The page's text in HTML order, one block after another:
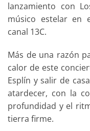
lanzamiento con
músico estelar en
canal 13C.
Más de una razón
calor de este
Esplín y salir de
atardecer, con la
profundidad y el
tierra firme.